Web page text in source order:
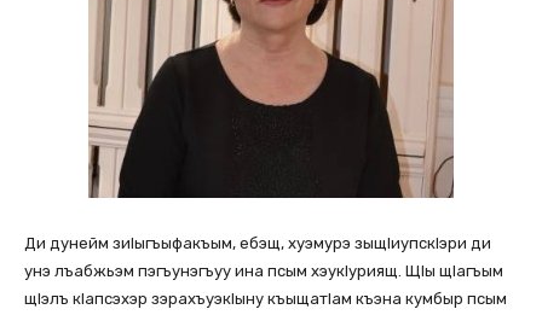
Ди дунейм зиIыгъыфакъым, ебэщ, хуэмурэ зыщIиупскIэри ди
унэ лъабжьэм пэгъунэгъуу ина псым хэукIуриящ. ЩIы щIагъым
щIэлъ кIапсэхэр зэрахъуэкIыну къыщатIам къэна кумбыр псым